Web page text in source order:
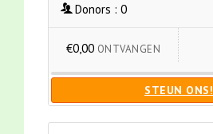
Donors : 0
€0,00 ONTVANGEN
STEUN ONS!